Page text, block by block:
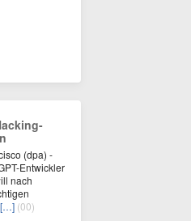
(dpa) -
Entwickler
nach
[…] (00)